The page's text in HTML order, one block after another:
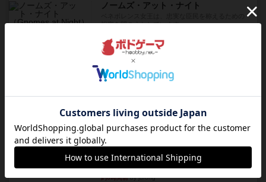
ノームズ・アット・ナイト
祝宴を開こうとしています。...
画像付き
フラットアイアン
ム選んだ企業ボードに街で...
ルール/インスト
充実
キャプテン・フリップ：イスラ・ボンバ
イスラ・ボンバを探しに出航!潜水艦を装備し、あ
約6時間前by jurong